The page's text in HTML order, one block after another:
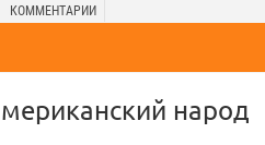
КОММЕНТАРИИ
народ